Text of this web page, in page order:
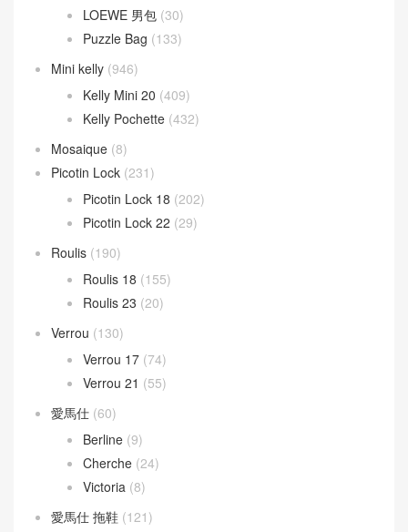
Loewe 羅意威 (391)
Barcelona Bag
(19)
Hammock Bag
LOEWE 女包 (121)
LOEWE 男包(30)
Puzzle Bag
Mini kelly(946)
Kelly Mini 20 (409)
Kelly Pochette(432)
Mosaique(8)
Picotin Lock (231)
Picotin Lock 18
Picotin Lock 22
Roulis(190)
Roulis 18 (155)
Roulis 23
Verrou(130)
Verrou 17(74)
Verrou 21(55)
愛馬仕 (60)